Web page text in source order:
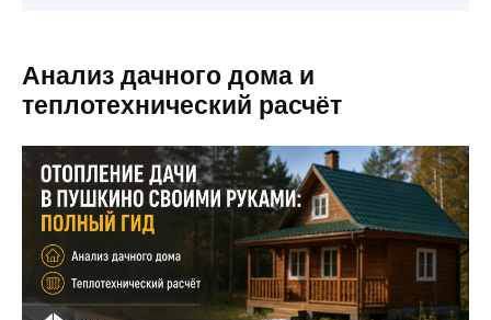
Анализ дачного дома и
теплотехнический расчёт